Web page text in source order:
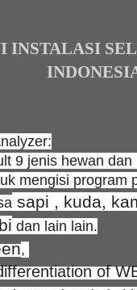
INSTALASI
9 jenis hewan
mengisi program
sapi , kuda,
dan lain lain.
,
of